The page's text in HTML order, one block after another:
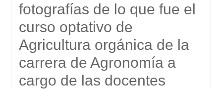
fotografías de lo que fue el
curso optativo de
Agricultura orgánica de la
carrera de Agronomía a
cargo de las docentes